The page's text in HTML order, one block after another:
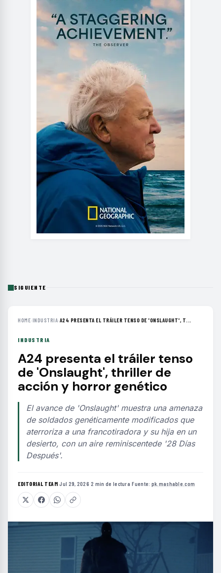
SIGUIENTE
HOME›INDUSTRIA›A24 PRESENTA EL TRÁILER TENSO DE 'ONSLAUGHT', T...
INDUSTRIA
A24 presenta el tráiler tenso
de 'Onslaught', thriller de
acción y horror genético
El avance de 'Onslaught' muestra una amenaza
de soldados genéticamente modificados que
aterroriza a una francotiradora y su hija en un
desierto, con un aire reminiscentede '28 Días
Después'.
EDITORIAL TEAM·Jul 29, 2026·2 min de lectura·Fuente: pk.mashable.com